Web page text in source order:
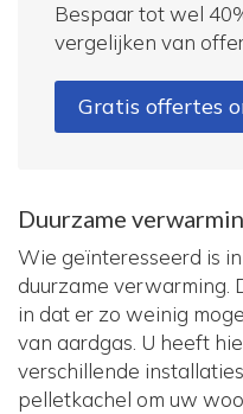
Bespaar tot wel
vergelijken van
Gratis offertes
Duurzame
Wie geïnteresseerd is
duurzame verwarming.
in dat er zo weinig
van aardgas. U heeft
verschillende
pelletkachel om uw